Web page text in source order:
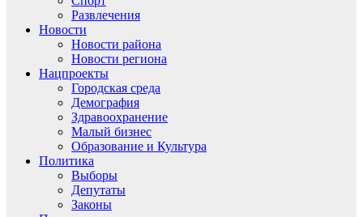
Развлечения
Новости
Новости района
Новости региона
Нацпроекты
Городская среда
Демография
Здравоохранение
Малый бизнес
Образование и Культура
Политика
Выборы
Депутаты
Законы